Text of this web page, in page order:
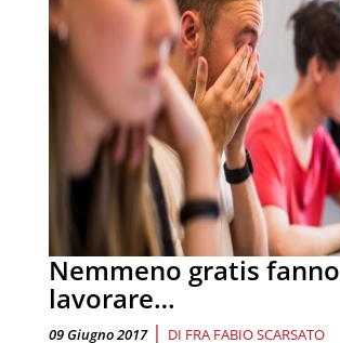
Nemmeno gratis fanno
lavorare…
09 Giugno 2017 | DI FRA FABIO SCARSATO